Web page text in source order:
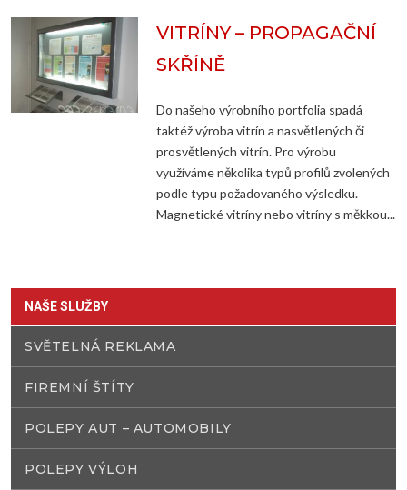
VITRÍNY – PROPAGAČNÍ
SKŘÍNĚ
Do našeho výrobního portfolia spadá
taktéž výroba vitrín a nasvětlených či
prosvětlených vitrín. Pro výrobu
využíváme několika typů profilů zvolených
podle typu požadovaného výsledku.
Magnetické vitríny nebo vitríny s měkkou...
NAŠE SLUŽBY
SVĚTELNÁ REKLAMA
FIREMNÍ ŠTÍTY
POLEPY AUT – AUTOMOBILY
POLEPY VÝLOH